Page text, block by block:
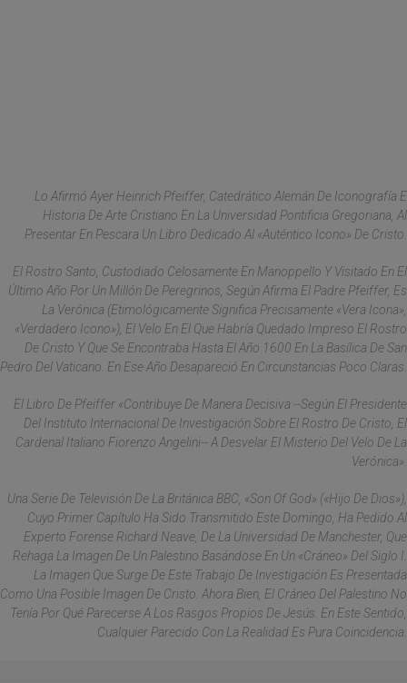
Lo Afirmó Ayer Heinrich Pfeiffer, Catedrático Alemán De Iconografía E
Historia De Arte Cristiano En La Universidad Pontificia Gregoriana, Al
Presentar En Pescara Un Libro Dedicado Al «auténtico Icono» De Cristo.
El Rostro Santo, Custodiado Celosamente En Manoppello Y Visitado En El
Último Año Por Un Millón De Peregrinos, Según Afirma El Padre Pfeiffer, Es
La Verónica (etimológicamente Significa Precisamente «vera Icona»,
«verdadero Icono»), El Velo En El Que Habría Quedado Impreso El Rostro
De Cristo Y Que Se Encontraba Hasta El Año 1600 En La Basílica De San
Pedro Del Vaticano. En Ese Año Desapareció En Circunstancias Poco Claras.
El Libro De Pfeiffer «contribuye De Manera Decisiva --Según El Presidente
Del Instituto Internacional De Investigación Sobre El Rostro De Cristo, El
Cardenal Italiano Fiorenzo Angelini-- A Desvelar El Misterio Del Velo De La
Verónica».
Una Serie De Televisión De La Británica BBC, «Son Of God» («Hijo De Dios»),
Cuyo Primer Capítulo Ha Sido Transmitido Este Domingo, Ha Pedido Al
Experto Forense Richard Neave, De La Universidad De Manchester, Que
Rehaga La Imagen De Un Palestino Basándose En Un «cráneo» Del Siglo I.
La Imagen Que Surge De Este Trabajo De Investigación Es Presentada
Como Una Posible Imagen De Cristo. Ahora Bien, El Cráneo Del Palestino No
Tenía Por Qué Parecerse A Los Rasgos Propios De Jesús. En Este Sentido,
Cualquier Parecido Con La Realidad Es Pura Coincidencia.